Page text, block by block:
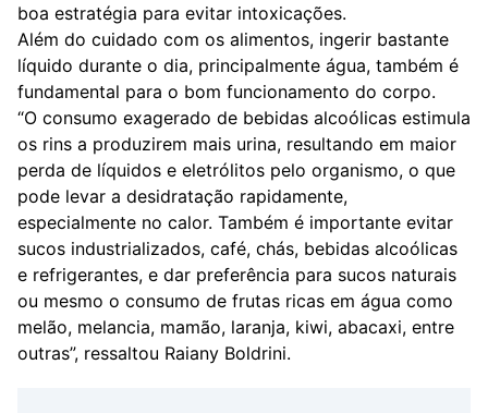
boa estratégia para evitar intoxicações.
Além do cuidado com os alimentos, ingerir bastante
líquido durante o dia, principalmente água, também é
fundamental para o bom funcionamento do corpo.
“O consumo exagerado de bebidas alcoólicas estimula
os rins a produzirem mais urina, resultando em maior
perda de líquidos e eletrólitos pelo organismo, o que
pode levar a desidratação rapidamente,
especialmente no calor. Também é importante evitar
sucos industrializados, café, chás, bebidas alcoólicas
e refrigerantes, e dar preferência para sucos naturais
ou mesmo o consumo de frutas ricas em água como
melão, melancia, mamão, laranja, kiwi, abacaxi, entre
outras”, ressaltou Raiany Boldrini.